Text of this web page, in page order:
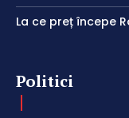
La ce preț începe
Politici